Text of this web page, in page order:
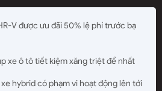
V được ưu đãi 50% lệ phí trước bạ
xe ô tô tiết kiệm xăng triệt để nhất
hybrid có phạm vi hoạt động lên tới